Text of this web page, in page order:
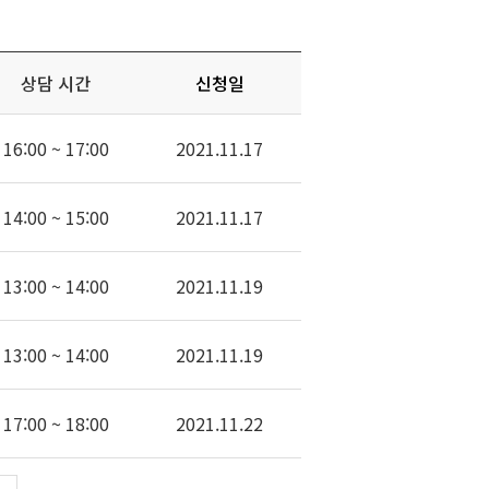
상담 시간 신청일
16:00 ~ 17:00 2021.11.17
14:00 ~ 15:00 2021.11.17
13:00 ~ 14:00 2021.11.19
13:00 ~ 14:00 2021.11.19
17:00 ~ 18:00 2021.11.22